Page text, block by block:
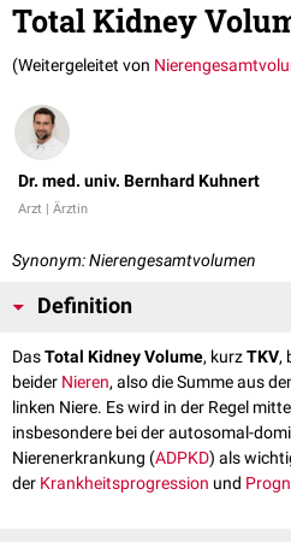
Total Kidney
(Weitergeleitet von
Dr. med. univ. Bernhard Kuhnert
Arzt | Ärztin
Synonym: Nierengesamtvolumen
Definition
DasTotal Kidney Volume, kurzTKV,
beider Nieren, also die Summe aus
linken Niere. Es wird in der Regel
insbesondere bei der autosomal-
Nierenerkrankung (ADPKD) als
der Krankheitsprogression und